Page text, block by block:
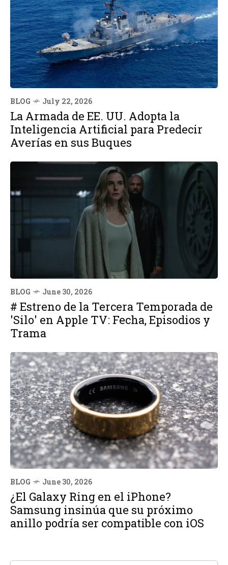
BLOG July 22, 2026
La Armada de EE. UU. Adopta la
Inteligencia Artificial para Predecir
Averías en sus Buques
BLOG June 30, 2026
# Estreno de la Tercera Temporada de
'Silo' en Apple TV: Fecha, Episodios y
Trama
BLOG June 30, 2026
¿El Galaxy Ring en el iPhone?
Samsung insinúa que su próximo
anillo podría ser compatible con iOS